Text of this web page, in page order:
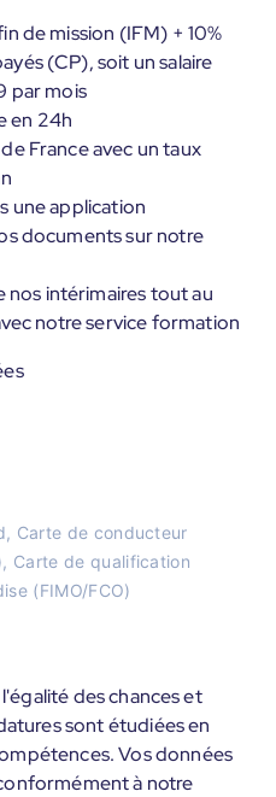
de mission (IFM) + 10%
(CP), soit un salaire
par mois
en 24h
France avec un taux
une application
documents sur notre
intérimaires tout au
notre service formation
Carte de conducteur
Carte de qualification
(FIMO/FCO)
des chances et
sont étudiées en
Vos données
à notre